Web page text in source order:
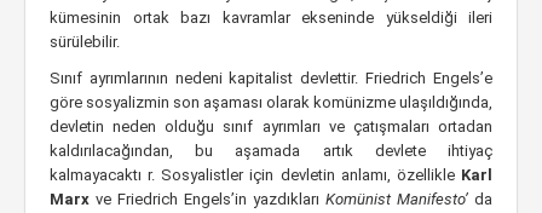
kümesinin ortak bazı kavramlar ekseninde yükseldiği ileri
sürülebilir.
Sınıf ayrımlarının nedeni kapitalist devlettir. Friedrich Engels’e
göre sosyalizmin son aşaması olarak komünizme ulaşıldığında,
devletin neden olduğu sınıf ayrımları ve çatışmaları ortadan
kaldırılacağından, bu aşamada artık devlete ihtiyaç
kalmayacaktı r. Sosyalistler için devletin anlamı, özellikle Karl
Marx ve Friedrich Engels’in yazdıkları Komünist Manifesto’ da